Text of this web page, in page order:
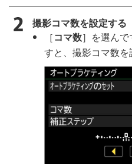
撮影コマ数を設定する
［コマ数］を選ん
すと、撮影コマ数を